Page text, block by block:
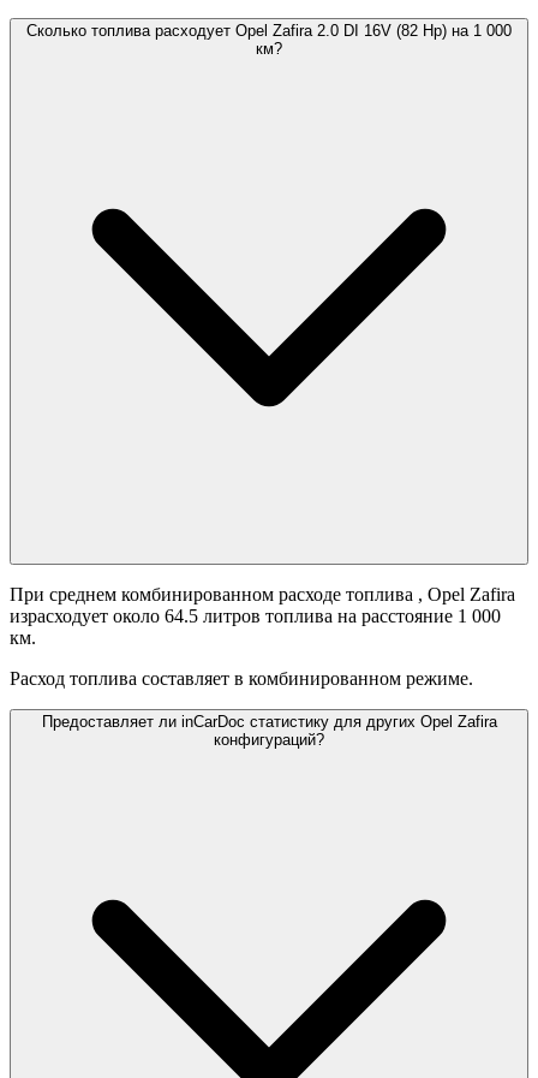
Сколько топлива расходует Opel Zafira 2.0 DI 16V (82 Hp) на 1 000
км?
При среднем комбинированном расходе топлива , Opel Zafira
израсходует около 64.5 литров топлива на расстояние 1 000
км.
Расход топлива составляет в комбинированном режиме.
Предоставляет ли inCarDoc статистику для других Opel Zafira
конфигураций?